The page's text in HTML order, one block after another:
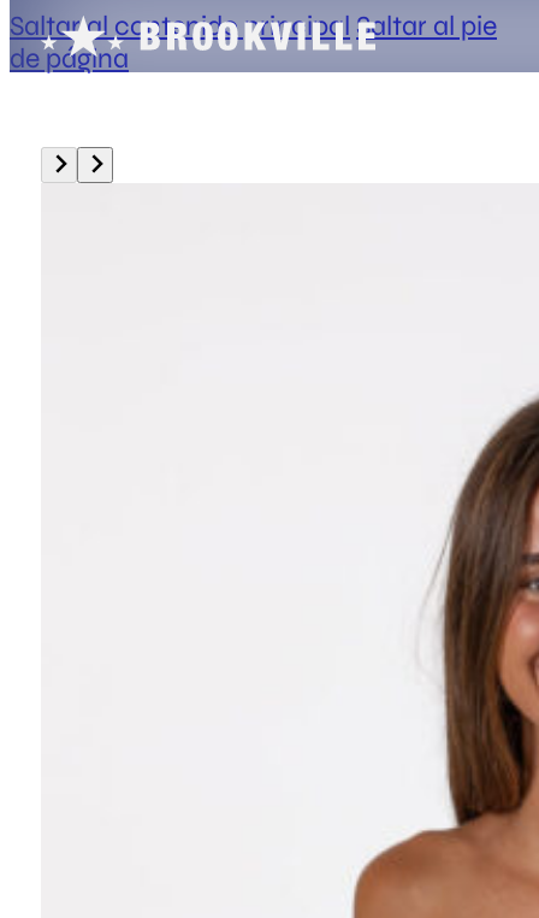
Saltar al contenido principal Saltar al pie
de página